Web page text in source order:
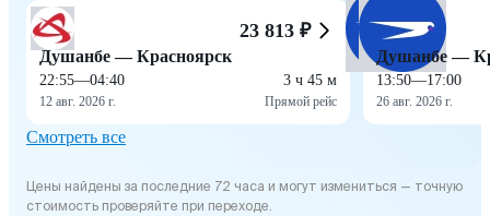
23 813 ₽
Душанбе — Красноярск
22:55—04:40
12 авг. 2026 г.
3 ч 45 м
Прямой рейс
Душанбе —
13:50—17:00
26 авг. 2026 г.
Смотреть все
Цены найдены за последние 72 часа и могут измениться — точную
стоимость проверяйте при переходе.